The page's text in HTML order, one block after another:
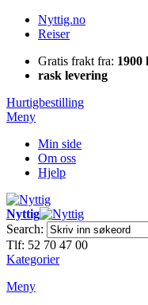
Nyttig.no
Reiser
Gratis frakt fra: 1900
rask levering
Hurtigbestilling
Meny
Min side
Om oss
Hjelp
Nyttig
Search:
Tlf: 52 70 47 00
Kategorier
Meny